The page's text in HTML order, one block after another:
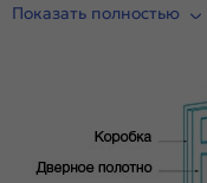
декоративными
материалов — Super
Комплектующие
Показать полностью